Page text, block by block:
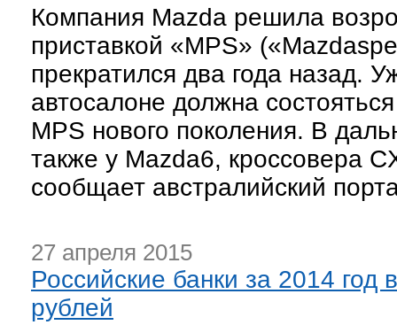
Компания Mazda решила
приставкой «MPS»
прекратился два года назад.
автосалоне должна
MPS нового поколения. В
также у Mazda6, кроссовера
сообщает австралийский
27 апреля 2015
Российские банки за 2014
рублей